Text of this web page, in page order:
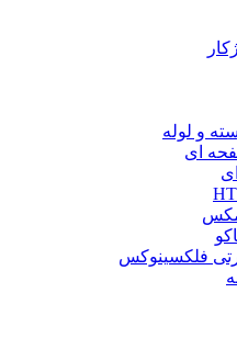
و لوله
ای
فلکسینوکس